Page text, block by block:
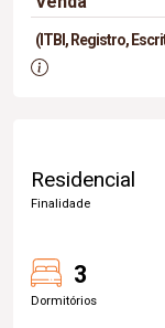
(ITBI, Registro,
Residencial
Finalidade
3
Dormitórios